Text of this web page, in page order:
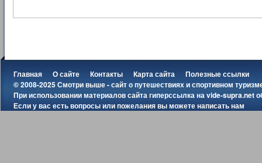
Главная О сайте Контакты Карта сайта
Полезные ссылки
© 2008-2025 Смотри выше - сайт о путешествиях и спортивном
При использовании материалов сайта гиперссылка наvide-supra.net
Если у вас есть вопросы или пожелания вы можетенаписать нам